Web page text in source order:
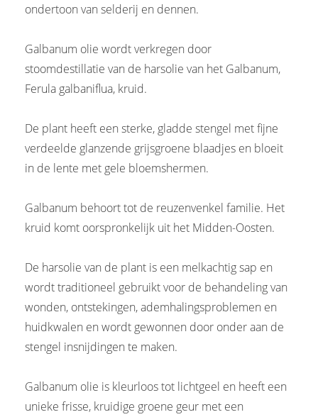
ondertoon van selderij en dennen.
Galbanum olie wordt verkregen door
stoomdestillatie van de harsolie van het Galbanum,
Ferula galbaniflua, kruid.
De plant heeft een sterke, gladde stengel met fijne
verdeelde glanzende grijsgroene blaadjes en bloeit
in de lente met gele bloemshermen.
Galbanum behoort tot de reuzenvenkel familie. Het
kruid komt oorspronkelijk uit het Midden-Oosten.
De harsolie van de plant is een melkachtig sap en
wordt traditioneel gebruikt voor de behandeling van
wonden, ontstekingen, ademhalingsproblemen en
huidkwalen en wordt gewonnen door onder aan de
stengel insnijdingen te maken.
Galbanum olie is kleurloos tot lichtgeel en heeft een
unieke frisse, kruidige groene geur met een